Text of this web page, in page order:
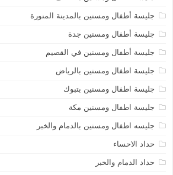
جليسة أطفال ومسنين بالمدينة المنورة
جليسة أطفال ومسنين جدة
جليسة أطفال ومسنين في القصيم
جليسة اطفال ومسنين بالرياض
جليسة اطفال ومسنين بتبوك
جليسة اطفال ومسنين مكة
جليسه اطفال ومسنين بالدمام والخبر
حداد الاحساء
حداد الدمام والخبر